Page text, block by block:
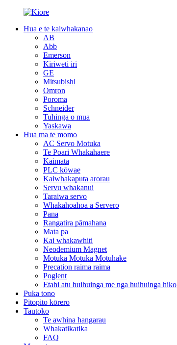
Hua e te kaiwhakanao
AB
Abb
Emerson
Kiriweti iri
GE
Mitsubishi
Omron
Poroma
Schneider
Tuhinga o mua
Yaskawa
Hua ma te momo
AC Servo Motuka
Te Poari Whakahaere
Kaimata
PLC kōwae
Kaiwhakaputa arorau
Servu whakanui
Taraiwa servo
Whakahoahoa a Servero
Pana
Rangatira pāmahana
Mata pa
Kai whakawhiti
Neodemium Magnet
Motuka Motuka Motuhake
Precation raima raima
Poglent
Etahi atu huihuinga me nga huihuinga hiko
Puka tono
Pitopito kōrero
Tautoko
Te awhina hangarau
Whakatikatika
FAQ